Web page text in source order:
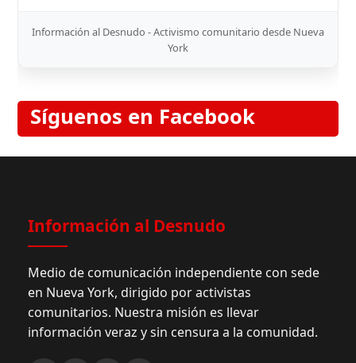
Información al Desnudo - Activismo comunitario desde Nueva
York
Síguenos en Facebook
Información al Desnudo
Medio de comunicación independiente con sede
en Nueva York, dirigido por activistas
comunitarios. Nuestra misión es llevar
información veraz y sin censura a la comunidad.